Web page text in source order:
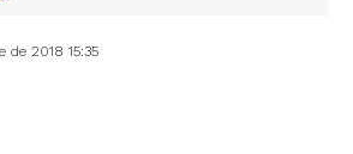
de 2018 15:35